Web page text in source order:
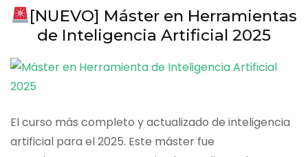
[NUEVO] Máster en Herramientas
de Inteligencia Artificial 2025
El curso más completo y actualizado de inteligencia
artificial para el 2025. Este máster fue